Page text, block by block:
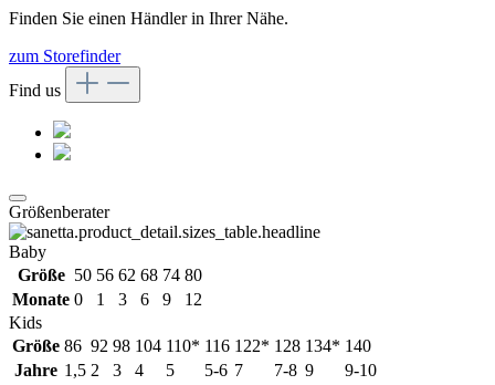
Finden Sie einen Händler in Ihrer Nähe.
zum Storefinder
Find us
Größenberater
Baby
Größe 50 56 62 68 74 80
Monate 0 1 3 6 9
12
Kids
Größe 86 92 98 104 110* 116 122* 128 134* 140
Jahre 1,5 2 3 4 5 5-6 7 7-8 9
9-10